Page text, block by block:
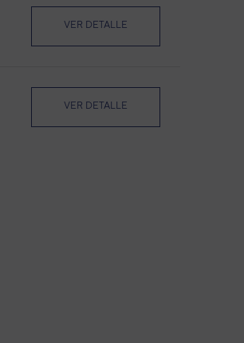
VER DETALLE
VER DETALLE